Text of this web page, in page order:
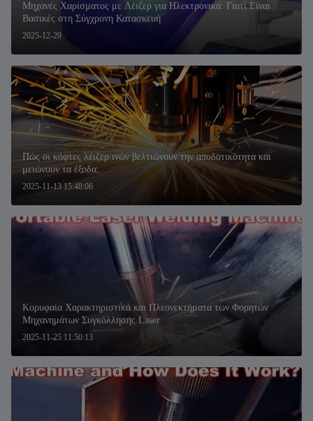
2025-12-29
Μηχανές Χαρίσματος με Λέιζερ για Ηλεκτρονικά: Γιατί Είναι
Βασικές στη Σύγχρονη Κατασκευή
2025-11-13 15:48:06
Πώς οι κόφτες λέιζερ ινών βελτιώνουν την αποδοτικότητα και
μειώνουν τα έξοδα;
2025-11-25 11:50:13
Κορυφαία Χαρακτηριστικά και Πλεονεκτήματα των Φορητών
Μηχανημάτων Συγκόλλησης Laser